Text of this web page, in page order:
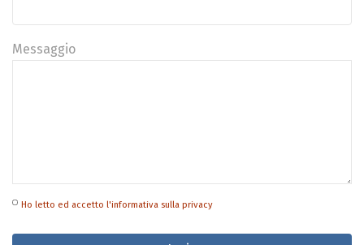
Messaggio
Ho letto ed accetto l'informativa sulla privacy